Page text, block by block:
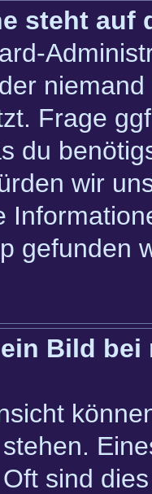
steht
Frage
du
wir
gefunden
Bild bei
sind